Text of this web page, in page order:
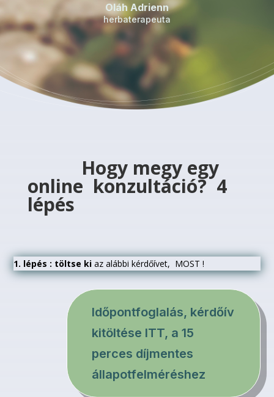
Oláh Adrienn
herbaterapeuta
Hogy megy egy
online konzultáció? 4
lépés
1. lépés : töltse ki az alábbi kérdőívet, MOST !
Időpontfoglalás, kérdőív
kitöltése ITT, a 15
perces díjmentes
állapotfelméréshez